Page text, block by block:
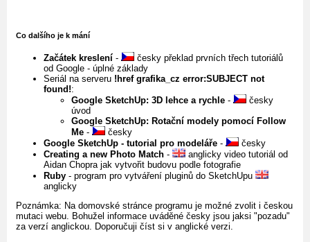
Co dalšího je k mání
Začátek kreslení -
česky překlad prvních třech tutoriálů
od Google - úplné základy
Seriál na serveru !href grafika_cz error:SUBJECT not
found!:
Google SketchUp: 3D lehce a rychle -
česky
úvod
Google SketchUp: Rotační modely pomocí Follow
Me -
česky
Google SketchUp - tutorial pro modeláře -
česky
Creating a new Photo Match -
anglicky video tutoriál od
Aidan Chopra jak vytvořit budovu podle fotografie
Ruby - program pro vytváření pluginů do SketchUpu
anglicky
Poznámka: Na domovské stránce programu je možné zvolit i českou
mutaci webu. Bohužel informace uváděné česky jsou jaksi "pozadu"
za verzí anglickou. Doporučuji číst si v anglické verzi.